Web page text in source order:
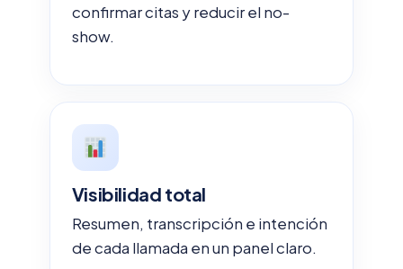
confirmar citas y reducir el no-
show.
Visibilidad total
Resumen, transcripción e intención
de cada llamada en un panel claro.